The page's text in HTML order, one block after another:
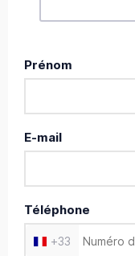
Prénom
E-mail
Téléphone
+33